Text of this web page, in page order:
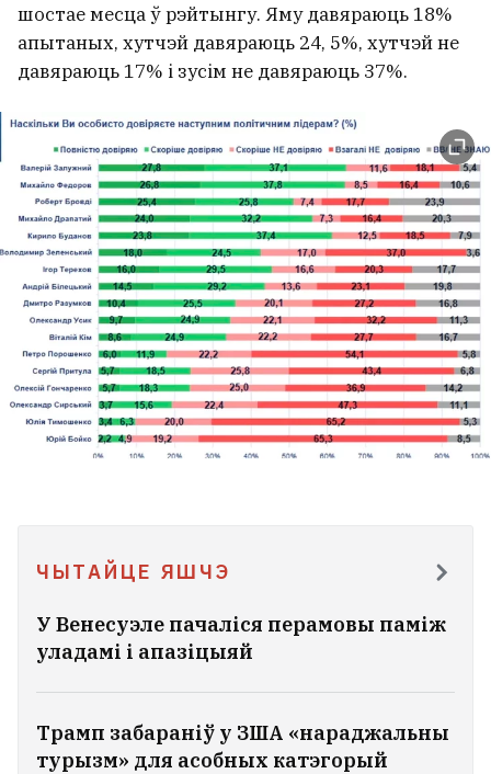
шостае месца ў рэйтынгу. Яму давяраюць 18%
апытаных, хутчэй давяраюць 24, 5%, хутчэй не
давяраюць 17% і зусім не давяраюць 37%.
ЧЫТАЙЦЕ ЯШЧЭ
У Венесуэле пачаліся перамовы паміж
уладамі і апазіцыяй
Трамп забараніў у ЗША «нараджальны
турызм» для асобных катэгорый